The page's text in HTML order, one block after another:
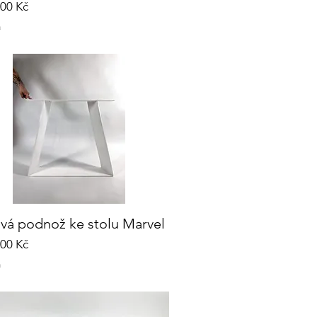
Kč
Rychlý náhled
podnož ke stolu Marvel
Kč